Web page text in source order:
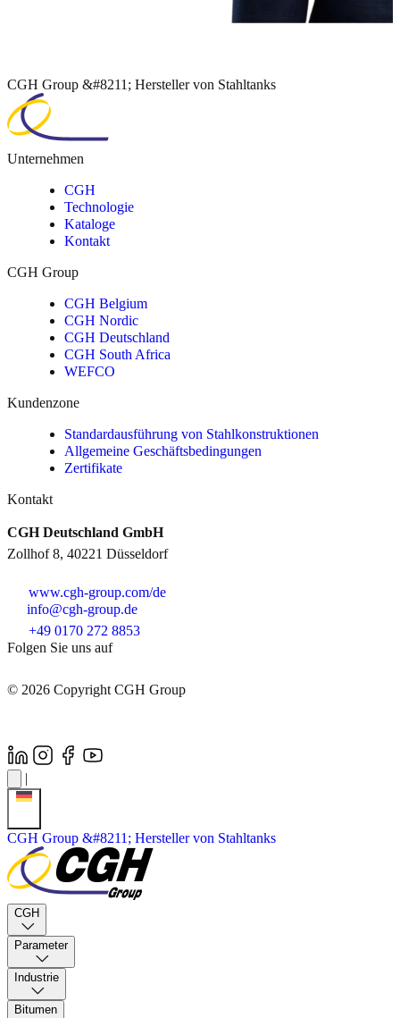
CGH Group &#8211; Hersteller von Stahltanks
Unternehmen
CGH
Technologie
Kataloge
Kontakt
CGH Group
CGH Belgium
CGH Nordic
CGH Deutschland
CGH South Africa
WEFCO
Kundenzone
Standardausführung von Stahlkonstruktionen
Allgemeine Geschäftsbedingungen
Zertifikate
Kontakt
CGH Deutschland GmbH
Zollhof 8, 40221 Düsseldorf
www.cgh-group.com/de
info@cgh-group.de
+49 0170 272 8853
Folgen Sie uns auf
© 2026 Copyright CGH Group
|
CGH Group &#8211; Hersteller von Stahltanks
CGH
Parameter
Industrie
Bitumen